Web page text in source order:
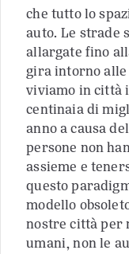
che tutto lo
auto. Le strade
allargate fino
gira intorno
viviamo in città
centinaia di
anno a causa
persone non
assieme e
questo
modello
nostre città per
umani, non le